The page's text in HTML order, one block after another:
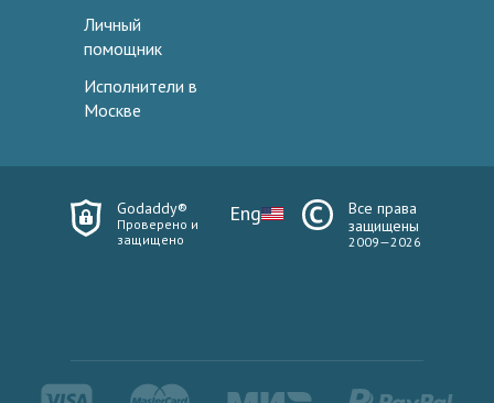
Личный
помощник
Исполнители в
Москве
Godaddy®
Проверено и
защищено
Eng
Все права
защищены
2009—2026